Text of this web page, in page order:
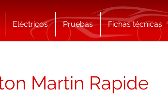
Eléctricos Pruebas Fichas técnicas
Martin Rapide